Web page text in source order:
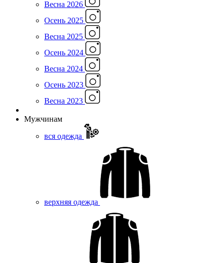
Весна 2026
Осень 2025
Весна 2025
Осень 2024
Весна 2024
Осень 2023
Весна 2023
Мужчинам
вся одежда
верхняя одежда